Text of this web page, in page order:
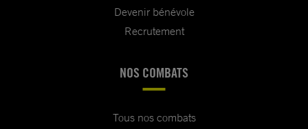
Devenir bénévole
Recrutement
NOS COMBATS
Tous nos combats